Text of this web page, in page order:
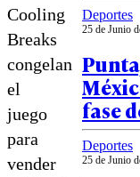
Cooling
Breaks
congelan
el
juego
para
vender
Deportes
25 de Junio
fase
Deportes
25 de Junio